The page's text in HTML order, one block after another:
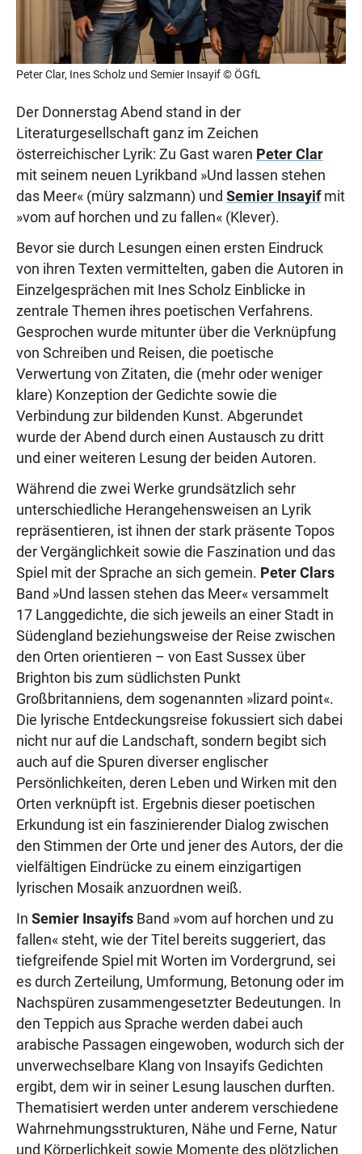
Peter Clar, Ines Scholz und Semier Insayif © ÖGfL
Der Donnerstag Abend stand in der
Literaturgesellschaft ganz im Zeichen
österreichischer Lyrik: Zu Gast waren Peter Clar
mit seinem neuen Lyrikband »Und lassen stehen
das Meer« (müry salzmann) und Semier Insayifmit
»vom auf horchen und zu fallen« (Klever).
Bevor sie durch Lesungen einen ersten Eindruck
von ihren Texten vermittelten, gaben die Autoren in
Einzelgesprächen mit Ines Scholz Einblicke in
zentrale Themen ihres poetischen Verfahrens.
Gesprochen wurde mitunter über die Verknüpfung
von Schreiben und Reisen, die poetische
Verwertung von Zitaten, die (mehr oder weniger
klare) Konzeption der Gedichte sowie die
Verbindung zur bildenden Kunst. Abgerundet
wurde der Abend durch einen Austausch zu dritt
und einer weiteren Lesung der beiden Autoren.
Während die zwei Werke grundsätzlich sehr
unterschiedliche Herangehensweisen an Lyrik
repräsentieren, ist ihnen der stark präsente Topos
der Vergänglichkeit sowie die Faszination und das
Spiel mit der Sprache an sich gemein. Peter Clars
Band »Und lassen stehen das Meer« versammelt
17 Langgedichte, die sich jeweils an einer Stadt in
Südengland beziehungsweise der Reise zwischen
den Orten orientieren – von East Sussex über
Brighton bis zum südlichsten Punkt
Großbritanniens, dem sogenannten »lizard point«.
Die lyrische Entdeckungsreise fokussiert sich dabei
nicht nur auf die Landschaft, sondern begibt sich
auch auf die Spuren diverser englischer
Persönlichkeiten, deren Leben und Wirken mit den
Orten verknüpft ist. Ergebnis dieser poetischen
Erkundung ist ein faszinierender Dialog zwischen
den Stimmen der Orte und jener des Autors, der die
vielfältigen Eindrücke zu einem einzigartigen
lyrischen Mosaik anzuordnen weiß.
In Semier Insayifs Band »vom auf horchen und zu
fallen« steht, wie der Titel bereits suggeriert, das
tiefgreifende Spiel mit Worten im Vordergrund, sei
es durch Zerteilung, Umformung, Betonung oder im
Nachspüren zusammengesetzter Bedeutungen. In
den Teppich aus Sprache werden dabei auch
arabische Passagen eingewoben, wodurch sich der
unverwechselbare Klang von Insayifs Gedichten
ergibt, dem wir in seiner Lesung lauschen durften.
Thematisiert werden unter anderem verschiedene
Wahrnehmungsstrukturen, Nähe und Ferne, Natur
und Körperlichkeit sowie Momente des plötzlichen